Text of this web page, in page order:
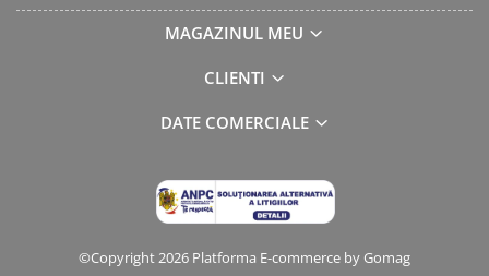
MAGAZINUL MEU
CLIENTI
DATE COMERCIALE
©Copyright 2026 Platforma E-commerce by Gomag